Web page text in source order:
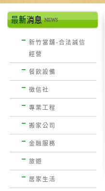
新竹當舖-合法誠信
經營
餐飲設備
徵信社
專業工程
搬家公司
金融服務
旅遊
居家生活